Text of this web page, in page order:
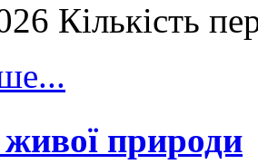
Кількість
природи